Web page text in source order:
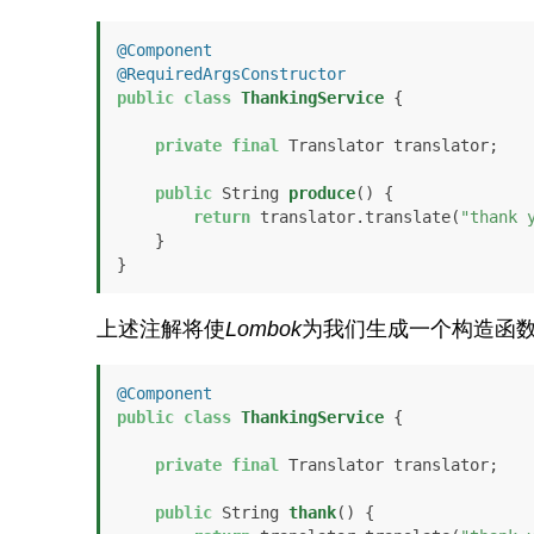
@Component
@RequiredArgsConstructor
public class ThankingService {
private final Translator translator;
public String produce()
{
return translator.translate( "thank
}
上述注解将使Lombok为我们生成一个构造函数
@Component
public class ThankingService {
private final Translator translator;
public String thank()
{